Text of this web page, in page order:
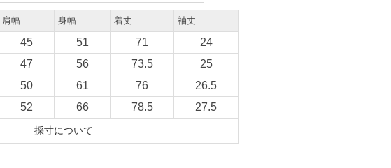
肩幅 身幅 着丈 袖丈
45 51 71
24
47 56 73.5
25
50 61 76
26.5
52 66 78.5 27.5
採寸について